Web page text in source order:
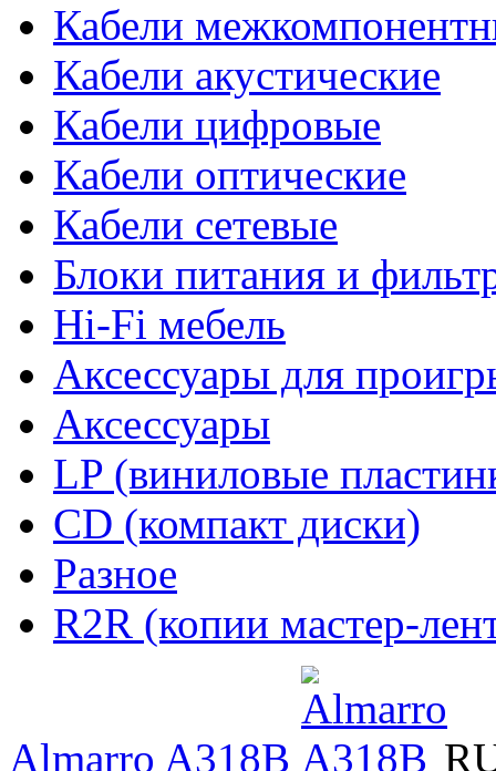
Кабели
Кабели акустические
Кабели цифровые
Кабели оптические
Кабели сетевые
Блоки питания и
Hi-Fi мебель
Аксессуары для
Аксессуары
LP (виниловые
CD (компакт диски)
Разное
R2R (копии мастер-
Almarro A318B